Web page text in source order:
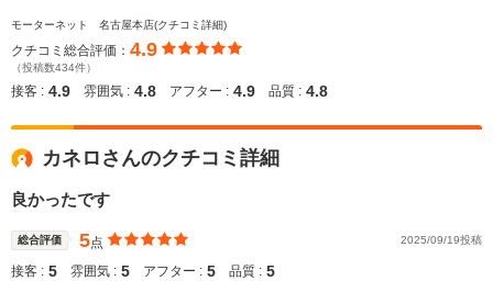
モーターネット 名古屋本店(クチコミ詳細)
クチコミ総合評価： 4.9
（投稿数434件）
接客 : 4.9 雰囲気 : 4.8 アフター : 4.9 品質 : 4.8
カネロさんのクチコミ詳細
良かったです
総合評価 5点 2025/09/19投稿
接客 : 5 雰囲気 : 5 アフター : 5 品質 : 5